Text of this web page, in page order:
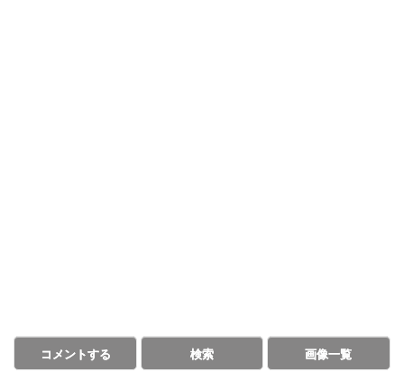
コメントする 検索 画像一覧